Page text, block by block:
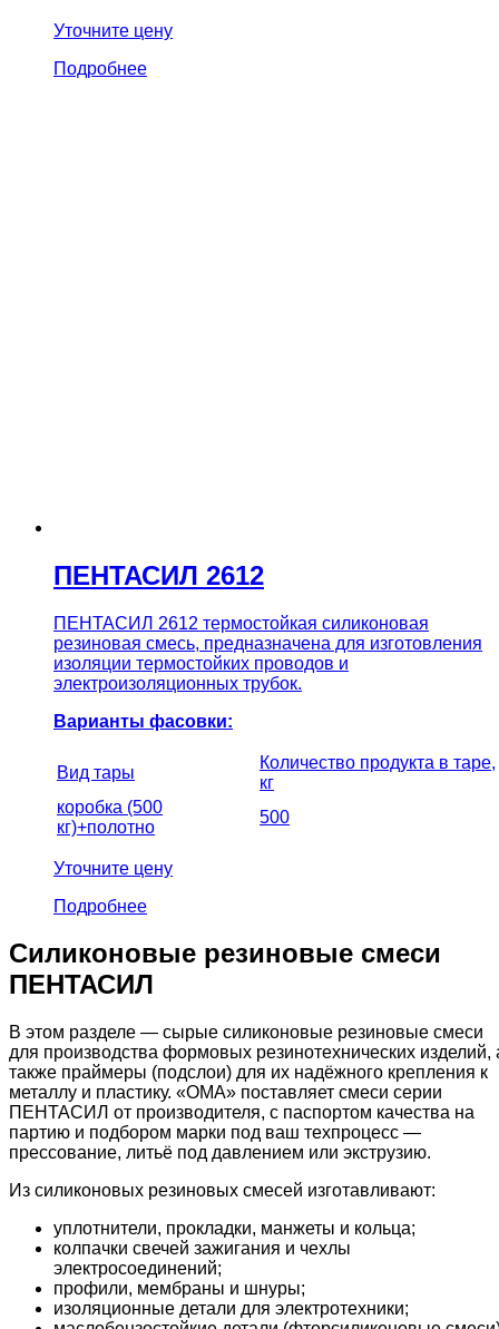
Уточните цену
Подробнее
ПЕНТАСИЛ 2612
ПЕНТАСИЛ 2612 термостойкая силиконовая
резиновая смесь, предназначена для изготовления
изоляции термостойких проводов и
электроизоляционных трубок.
Варианты фасовки:
Вид тары
Количество продукта в таре,
кг
коробка (500
кг)+полотно
500
Уточните цену
Подробнее
Силиконовые резиновые смеси
ПЕНТАСИЛ
В этом разделе — сырые силиконовые резиновые смеси
для производства формовых резинотехнических изделий,
также праймеры (подслои) для их надёжного крепления к
металлу и пластику. «ОМА» поставляет смеси серии
ПЕНТАСИЛ от производителя, с паспортом качества на
партию и подбором марки под ваш техпроцесс —
прессование, литьё под давлением или экструзию.
Из силиконовых резиновых смесей изготавливают:
уплотнители, прокладки, манжеты и кольца;
колпачки свечей зажигания и чехлы
электросоединений;
профили, мембраны и шнуры;
изоляционные детали для электротехники;